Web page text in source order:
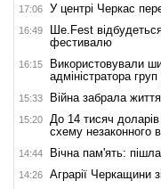
17:06 У центрі Черкас
16:49
Ше.Fest
фестивалю
16:15
Використовували
адміністратора
15:33 Війна забрала
15:20
До 14 тисяч
схему незаконного
14:44 Вічна пам'ять:
14:26 Аграрії Черкащини